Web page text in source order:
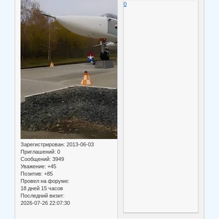
Зарегистрирован: 2013-06-03
Приглашений: 0
Сообщений: 3949
Уважение: +45
Позитив: +85
Провел на форуме:
18 дней 15 часов
Последний визит:
2026-07-26 22:07:30
0